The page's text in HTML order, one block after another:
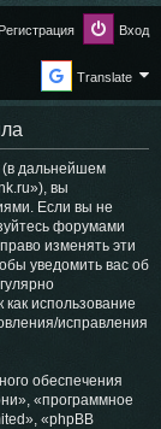
Вход
Регистрация
Translate
(в дальнейшем
вы
Если вы не
форумами
изменять эти
уведомить вас об
использование
исправления
обеспечения
«программное
«phpBB